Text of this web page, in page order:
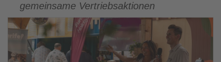
gemeinsame Vertriebsaktionen